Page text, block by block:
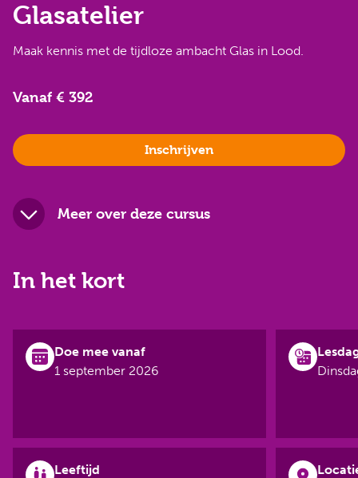
Glasatelier
Maak kennis met de tijdloze ambacht Glas in Lood.
Vanaf € 392
Inschrijven
Meer over deze cursus
In het kort
Doe mee vanaf
1 september 2026
Leeftijd